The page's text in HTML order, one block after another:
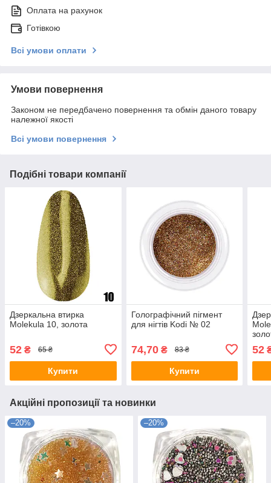
Оплата на рахунок
Готівкою
Всі умови оплати
Умови повернення
Законом не передбачено повернення та обмін даного товару
належної якості
Всі умови повернення
Подібні товари компанії
Дзеркальна втирка
Molekula 10, золота
52 ₴ 65 ₴
Купити
Голографічний пігмент
для нігтів Kodi № 02
74,70₴ 83 ₴
Купити
52
Акційні пропозиції та новинки
–20% –20%